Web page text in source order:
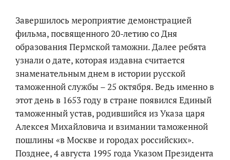
Завершилось мероприятие демонстрацией
фильма, посвященного 20-летию со Дня
образования Пермской таможни. Далее ребята
узнали о дате, которая издавна считается
знаменательным днем в истории русской
таможенной службы – 25 октября. Ведь именно в
этот день в 1653 году в стране появился Единый
таможенный устав, родившийся из Указа царя
Алексея Михайловича и взимании таможенной
пошлины «в Москве и городах российских».
Позднее, 4 августа 1995 года Указом Президента